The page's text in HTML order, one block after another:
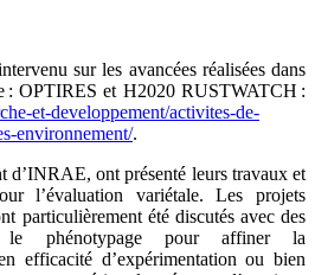
sur les avancées réalisées dans
: OPTIRES et H2020 RUSTWATCH :
et-developpement/activites-de-
environnement/.
d’INRAE, ont présenté leurs travaux et
l’évaluation variétale. Les projets
été discutés avec des
le phénotypage pour affiner la
efficacité d’expérimentation ou bien